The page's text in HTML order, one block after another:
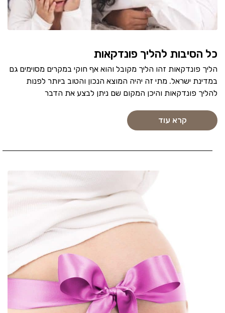
כל הסיבות להליך פונדקאות
הליך פונדקאות זהו הליך מקובל והוא אף חוקי במקרים מסוימים גם
במדינת ישראל. מתי זה יהיה המוצא הנכון והטוב ביותר לפנות
להליך פונדקאות והיכן המקום שם ניתן לבצע את הדבר
קרא עוד